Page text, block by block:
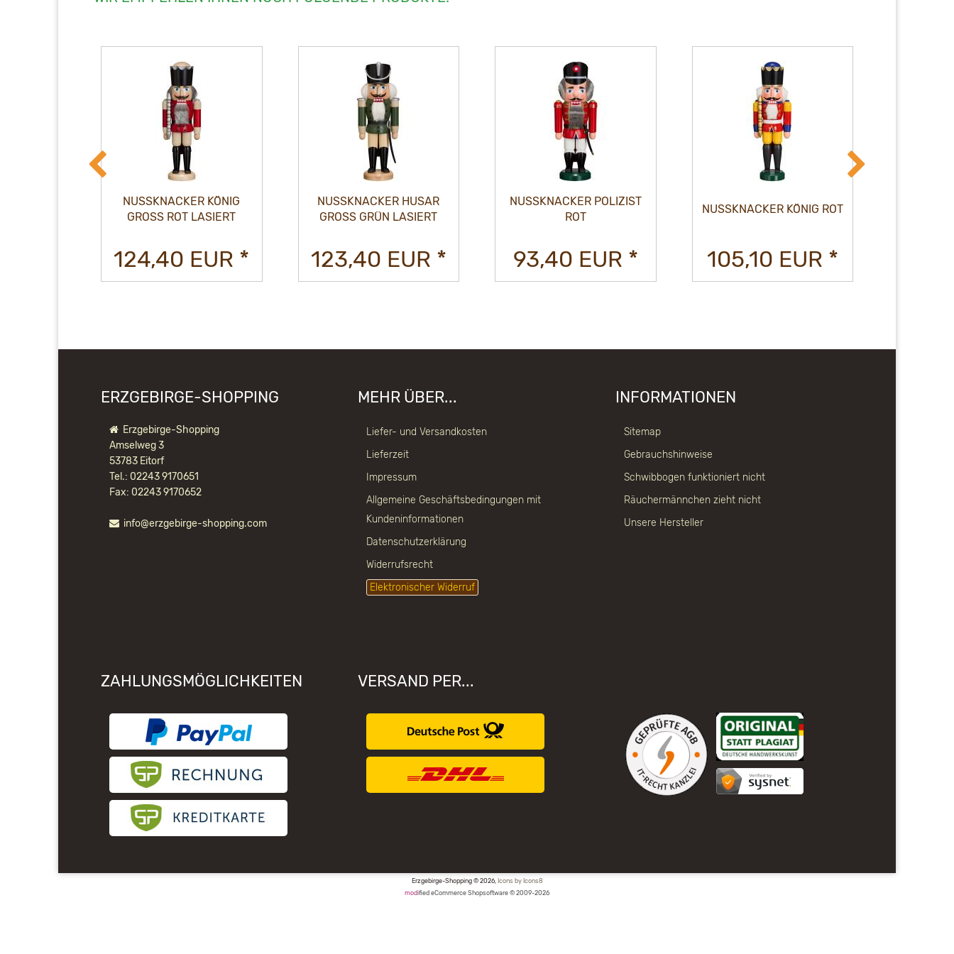
NUSSKNACKER KÖNIG
GROSS ROT LASIERT
124,40 EUR *
NUSSKNACKER HUSAR
GROSS GRÜN LASIERT
123,40 EUR *
NUSSKNACKER POLIZIST
ROT
93,40 EUR *
NUSSKNACKER KÖNIG ROT
105,10 EUR *
ERZGEBIRGE-SHOPPING
Erzgebirge-Shopping
Amselweg 3
53783 Eitorf
Tel.: 02243 9170651
Fax: 02243 9170652
info@erzgebirge-shopping.com
MEHR ÜBER...
Liefer- und Versandkosten
Lieferzeit
Impressum
Allgemeine Geschäftsbedingungen mit
Kundeninformationen
Datenschutzerklärung
Widerrufsrecht
Elektronischer Widerruf
INFORMATIONEN
Sitemap
Gebrauchshinweise
Schwibbogen funktioniert nicht
Räuchermännchen zieht nicht
Unsere Hersteller
ZAHLUNGSMÖGLICHKEITEN VERSAND PER...
Erzgebirge-Shopping © 2026, Icons by Icons8
modified eCommerce Shopsoftware © 2009-2026